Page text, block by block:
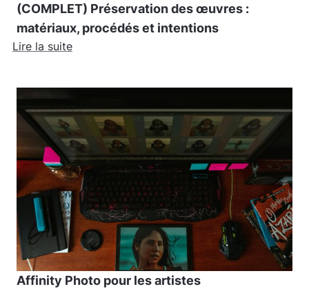
(COMPLET) Préservation des œuvres :
matériaux, procédés et intentions
Lire la suite
Affinity Photo pour les artistes